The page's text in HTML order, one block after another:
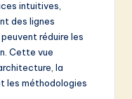
intuitives,
des lignes
réduire les
Cette vue
la
les méthodologies